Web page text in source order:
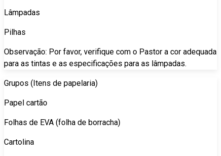
Lâmpadas
Pilhas
Observação: Por favor, verifique com o Pastor a cor adequada
para as tintas e as especificações para as lâmpadas.
Grupos (Itens de papelaria)
Papel cartão
Folhas de EVA (folha de borracha)
Cartolina